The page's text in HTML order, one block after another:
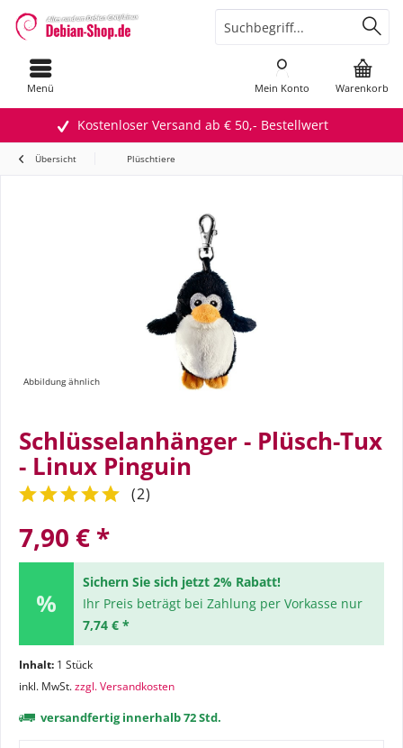
Kostenloser Versand ab € 50,- Bestellwert
Menü Warenkorb
Mein Konto
Übersicht Plüschtiere
Abbildung ähnlich
Schlüsselanhänger - Plüsch-Tux
- Linux Pinguin
(2)
7,90 € *
Sichern Sie sich jetzt 2% Rabatt!
Ihr Preis beträgt bei Zahlung per Vorkasse nur
7,74 € *
Inhalt: 1 Stück
inkl. MwSt.zzgl. Versandkosten
versandfertig innerhalb 72 Std.